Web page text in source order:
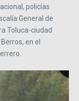
policías
General de
Toluca-ciudad
en el